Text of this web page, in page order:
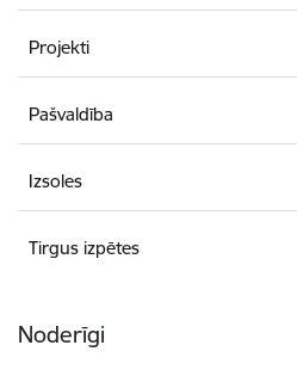
Projekti
Pašvaldība
Izsoles
Tirgus izpētes
Noderīgi